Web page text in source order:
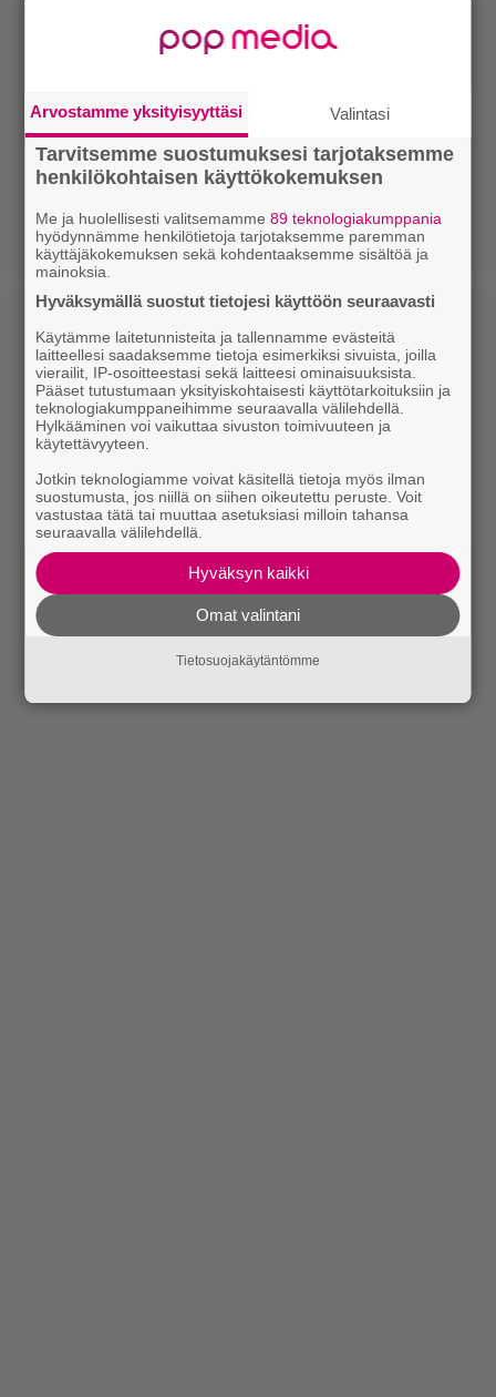
Arvostamme yksityisyyttäsi Valintasi
Tarvitsemme suostumuksesi tarjotaksemme
henkilökohtaisen käyttökokemuksen
Me ja huolellisesti valitsemamme89 teknologiakumppania
hyödynnämme henkilötietoja tarjotaksemme paremman
käyttäjäkokemuksen sekä kohdentaaksemme sisältöä ja
mainoksia.
Hyväksymällä suostut tietojesi käyttöön seuraavasti
Käytämme laitetunnisteita ja tallennamme evästeitä
laitteellesi saadaksemme tietoja esimerkiksi sivuista, joilla
vierailit, IP-osoitteestasi sekä laitteesi ominaisuuksista.
Pääset tutustumaan yksityiskohtaisesti käyttötarkoituksiin ja
teknologiakumppaneihimme seuraavalla välilehdellä.
Hylkääminen voi vaikuttaa sivuston toimivuuteen ja
käytettävyyteen.
Jotkin teknologiamme voivat käsitellä tietoja myös ilman
suostumusta, jos niillä on siihen oikeutettu peruste. Voit
vastustaa tätä tai muuttaa asetuksiasi milloin tahansa
seuraavalla välilehdellä.
Hyväksyn kaikki
Omat valintani
Tietosuojakäytäntömme